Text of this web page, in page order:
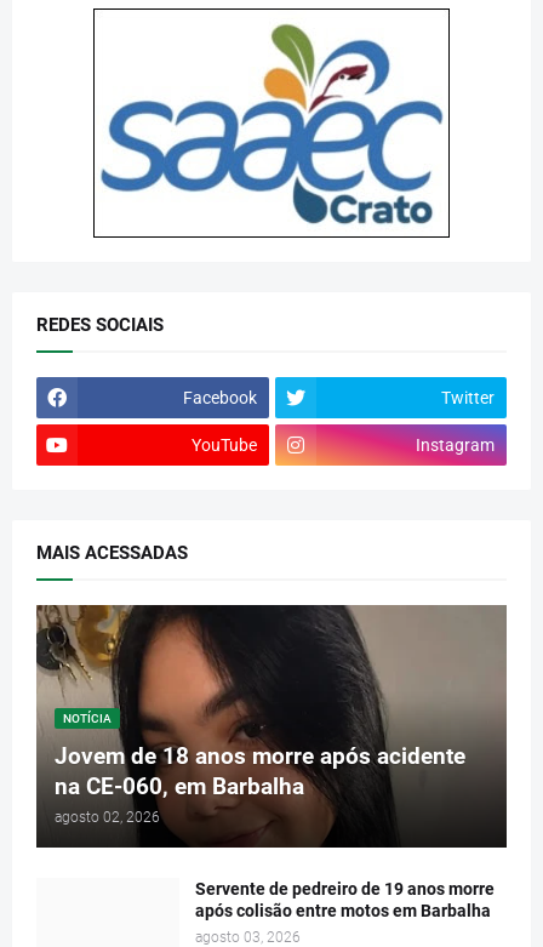
REDES SOCIAIS
Facebook Twitter
YouTube Instagram
MAIS ACESSADAS
NOTÍCIA
Jovem de 18 anos morre após acidente
na CE-060, em Barbalha
agosto 02, 2026
Servente de pedreiro de 19 anos morre
após colisão entre motos em Barbalha
agosto 03, 2026